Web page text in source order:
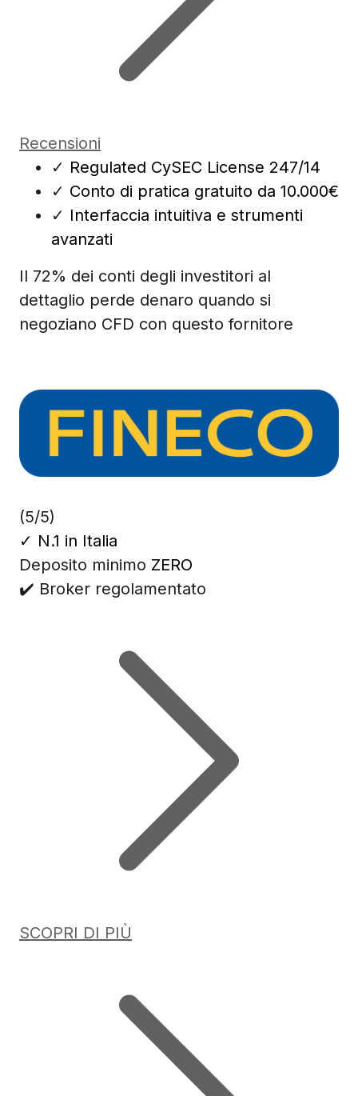
Recensioni
✓ Regulated CySEC License 247/14
✓ Conto di pratica gratuito da 10.000€
✓ Interfaccia intuitiva e strumenti
avanzati
Il 72% dei conti degli investitori al
dettaglio perde denaro quando si
negoziano CFD con questo fornitore
(5/5)
✓ N.1 in Italia
Deposito minimo ZERO
✔️ Broker regolamentato
SCOPRI DI PIÙ